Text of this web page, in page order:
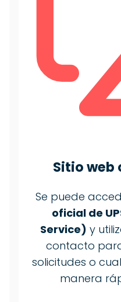
Sitio web
Se puede
oficial de
Service) y
contacto
solicitudes o
manera